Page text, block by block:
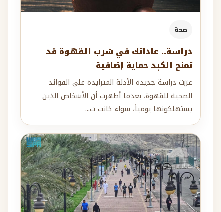
صحة
دراسة.. عاداتك في شرب القهوة قد
تمنح الكبد حماية إضافية
عززت دراسة جديدة الأدلة المتزايدة على الفوائد
الصحية للقهوة، بعدما أظهرت أن الأشخاص الذين
يستهلكونها يومياً، سواء كانت ت...